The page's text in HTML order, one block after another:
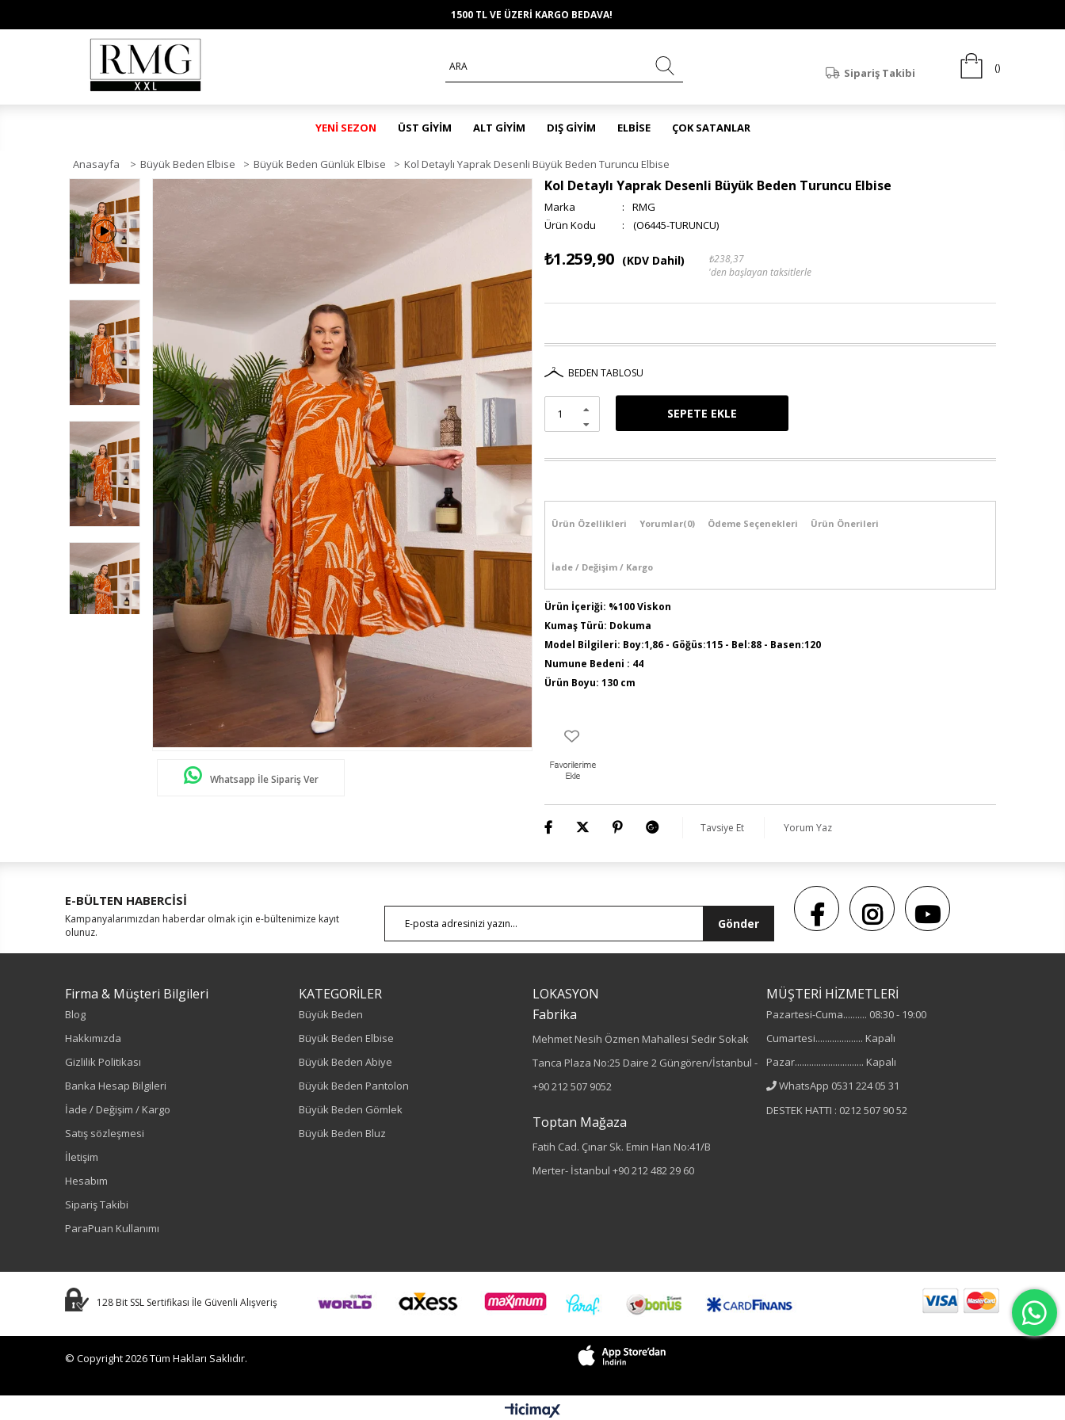
1500 TL VE ÜZERİ KARGO BEDAVA!
Sipariş Takibi
YENİ SEZON ÜST GİYİM ALT GİYİM DIŞ GİYİM ELBİSE ÇOK SATANLAR
Anasayfa > Büyük Beden Elbise > Büyük Beden Günlük Elbise > Kol Detaylı Yaprak Desenli Büyük Beden Turuncu Elbise
Whatsapp İle Sipariş Ver
Kol Detaylı Yaprak Desenli Büyük Beden Turuncu Elbise
Marka :
RMG
(O6445-TURUNCU)
₺1.259,90 (KDV Dahil)
₺238,37
'den başlayan taksitlerle
BEDEN TABLOSU
Ürün Özellikleri Yorumlar(0) Ödeme Seçenekleri Ürün Önerileri
İade / Değişim / Kargo
Ürün İçeriği: %100 Viskon
Kumaş Türü: Dokuma
Model Bilgileri: Boy:1,86 - Göğüs:115 - Bel:88 - Basen:120
Numune Bedeni : 44
Ürün Boyu: 130 cm
Sezon : YAZLIK
Renk
Sezon
Tavsiye Et Yorum Yaz
E-BÜLTEN HABERCİSİ
Kampanyalarımızdan haberdar olmak için e-bültenimize kayıt
olunuz.
Gönder
Firma & Müşteri Bilgileri
Blog
Hakkımızda
Gizlilik Politikası
Banka Hesap Bilgileri
İade / Değişim / Kargo
Satış sözleşmesi
İletişim
Hesabım
Sipariş Takibi
ParaPuan Kullanımı
KATEGORİLER
Büyük Beden
Büyük Beden Elbise
Büyük Beden Abiye
Büyük Beden Pantolon
Büyük Beden Gömlek
Büyük Beden Bluz
LOKASYON
Fabrika
Mehmet Nesih Özmen Mahallesi Sedir Sokak
Tanca Plaza No:25 Daire 2 Güngören/İstanbul -
+90 212 507 9052
Toptan Mağaza
Fatih Cad. Çınar Sk. Emin Han No:41/B
Merter- İstanbul +90 212 482 29 60
MÜŞTERİ HİZMETLERİ
Pazartesi-Cuma.......... 08:30 - 19:00
Cumartesi.................... Kapalı
Pazar............................. Kapalı
WhatsApp 0531 224 05 31
DESTEK HATTI : 0212 507 90 52
128 Bit SSL Sertifikası İle Güvenli Alışveriş
© Copyright 2026 Tüm Hakları Saklıdır.